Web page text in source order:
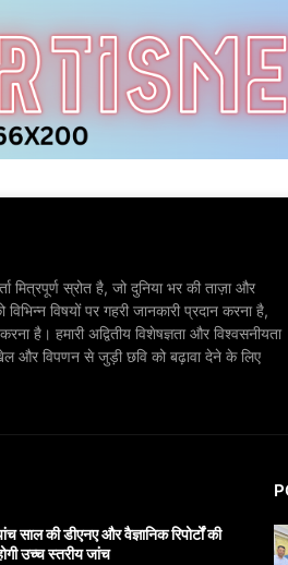
स्रोत है, जो दुनिया भर की ताज़ा और
विषयों पर गहरी जानकारी प्रदान करना है,
है। हमारी अद्वितीय विशेषज्ञता और विश्वसनीयता
खेल और विपणन से जुड़ी छवि को बढ़ावा देने के लिए
साल की डीएनए और वैज्ञानिक रिपोर्टों की
उच्च स्तरीय जांच